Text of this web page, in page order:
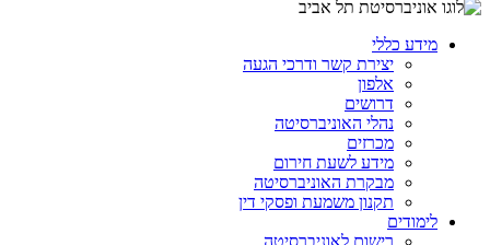
מידע כללי
יצירת קשר ודרכי הגעה
אלפון
דרושים
נהלי האוניברסיטה
מכרזים
מידע לשעת חירום
מבקרת האוניברסיטה
תקנון משמעת ופסקי דין
לימודים
רישום לאוניברסיטה